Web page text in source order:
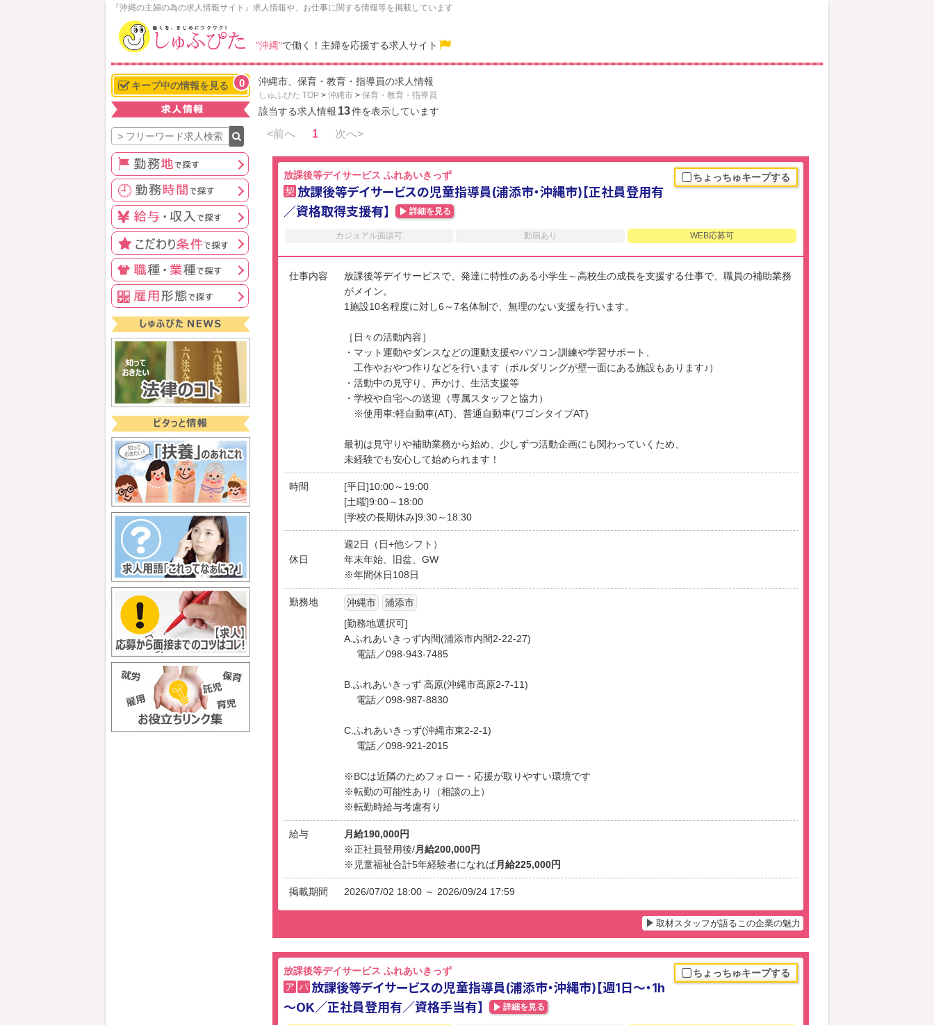
『沖縄の主婦の為の求人情報サイト』求人情報や、お仕事に関する情報等を掲載しています
"沖縄"で働く！主婦を応援する求人サイト
沖縄市、保育・教育・指導員の求人情報
しゅふぴた TOP > 沖縄市 > 保育・教育・指導員
該当する求人情報 13件を表示しています
<前へ 1 次へ>
ちょっちゅキープする
放課後等デイサービス ふれあいきっず
契 放課後等デイサービスの児童指導員(浦添市・沖縄市)【正社員登用有
／資格取得支援有】
詳細を見る
カジュアル面談可 動画あり WEB応募可
仕事内容
放課後等デイサービスで、発達に特性のある小学生～高校生の成長を支援する仕事で、職員の補助業務
がメイン。
1施設10名程度に対し6～7名体制で、無理のない支援を行います。
［日々の活動内容］
・マット運動やダンスなどの運動支援やパソコン訓練や学習サポート、
工作やおやつ作りなどを行います（ボルダリングが壁一面にある施設もあります♪）
・活動中の見守り、声かけ、生活支援等
・学校や自宅への送迎（専属スタッフと協力）
※使用車:軽自動車(AT)、普通自動車(ワゴンタイプAT)
最初は見守りや補助業務から始め、少しずつ活動企画にも関わっていくため、
未経験でも安心して始められます！
時間
[平日]10:00～19:00
[土曜]9:00～18:00
[学校の長期休み]9:30～18:30
休日
週2日（日+他シフト）
年末年始、旧盆、GW
※年間休日108日
勤務地 沖縄市
浦添市
[勤務地選択可]
A.ふれあいきっず内間(浦添市内間2-22-27)
電話／098-943-7485
B.ふれあいきっず 高原(沖縄市高原2-7-11)
電話／098-987-8830
C.ふれあいきっず(沖縄市東2-2-1)
電話／098-921-2015
※BCは近隣のためフォロー・応援が取りやすい環境です
※転勤の可能性あり（相談の上）
※転勤時給与考慮有り
給与
月給190,000円
※正社員登用後/月給200,000円
※児童福祉合計5年経験者になれば月給225,000円
掲載期間 2026/07/02 18:00 ～ 2026/09/24 17:59
取材スタッフが語るこの企業の魅力
ちょっちゅキープする
放課後等デイサービス ふれあいきっず
ア パ 放課後等デイサービスの児童指導員(浦添市・沖縄市)【週1日～・1h
～OK／正社員登用有／資格手当有】
詳細を見る
キープ中の情報を見る 0